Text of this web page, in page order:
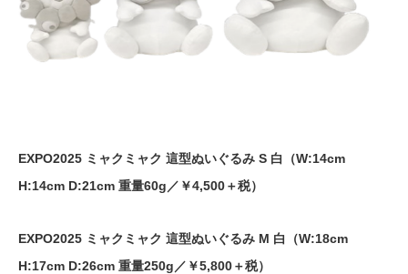
EXPO2025 ミャクミャク 這型ぬいぐるみ S 白（W:14cm
H:14cm D:21cm 重量60g／￥4,500＋税）
EXPO2025 ミャクミャク 這型ぬいぐるみ M 白（W:18cm
H:17cm D:26cm 重量250g／￥5,800＋税）